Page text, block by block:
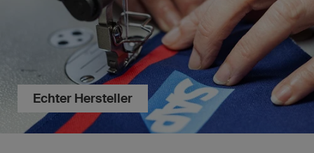
Echter Hersteller